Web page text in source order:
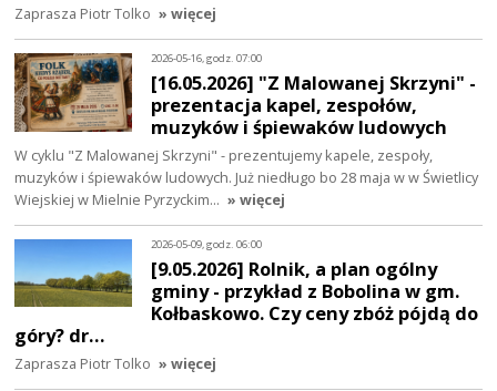
Zaprasza Piotr Tolko » więcej
2026-05-16, godz. 07:00
[16.05.2026] "Z Malowanej Skrzyni" -
prezentacja kapel, zespołów,
muzyków i śpiewaków ludowych
W cyklu "Z Malowanej Skrzyni" - prezentujemy kapele, zespoły,
muzyków i śpiewaków ludowych. Już niedługo bo 28 maja w w Świetlicy
Wiejskiej w Mielnie Pyrzyckim… » więcej
2026-05-09, godz. 06:00
[9.05.2026] Rolnik, a plan ogólny
gminy - przykład z Bobolina w gm.
Kołbaskowo. Czy ceny zbóż pójdą do
góry? dr…
Zaprasza Piotr Tolko » więcej